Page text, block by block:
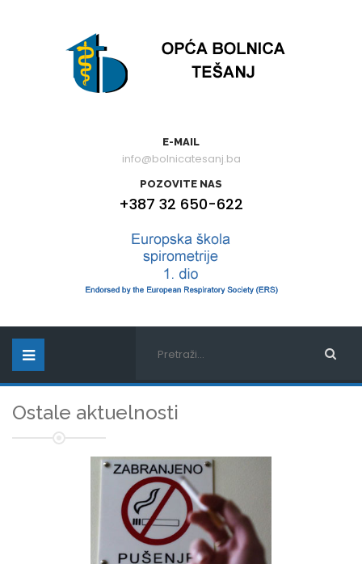
E-MAIL
info@bolnicatesanj.ba
POZOVITE NAS
+387 32 650-622
Ostale aktuelnosti